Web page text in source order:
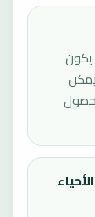
يكون
ويمكن